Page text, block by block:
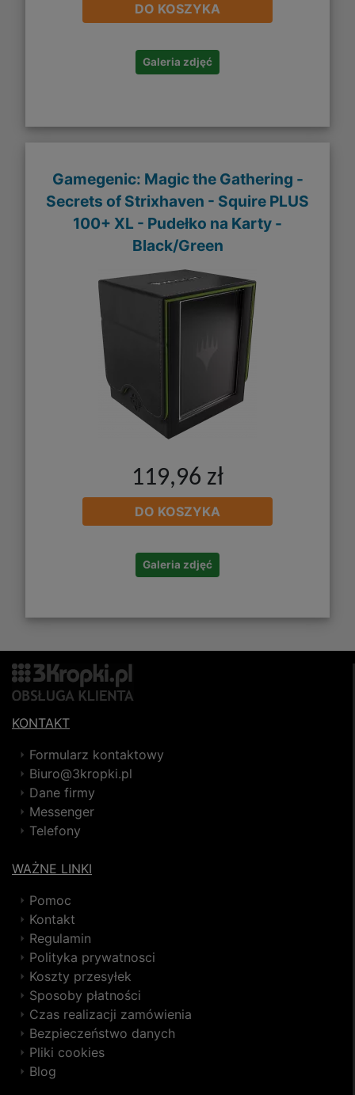
DO KOSZYKA
Galeria zdjęć
Gamegenic: Magic the Gathering -
Secrets of Strixhaven - Squire PLUS
100+ XL - Pudełko na Karty -
Black/Green
119,96 zł
DO KOSZYKA
Galeria zdjęć
KONTAKT
Formularz kontaktowy
Biuro@3kropki.pl
Dane firmy
Messenger
Telefony
WAŻNE LINKI
Pomoc
Kontakt
Regulamin
Polityka prywatnosci
Koszty przesyłek
Sposoby płatności
Czas realizacji zamówienia
Bezpieczeństwo danych
Pliki cookies
Blog